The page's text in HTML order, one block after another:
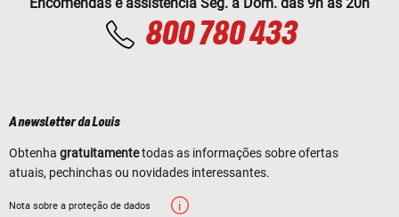
800 780 433
A newsletter da Louis
Obtenha gratuitamentetodas as informações sobre ofertas
atuais, pechinchas ou novidades interessantes.
Nota sobre a proteção de dados